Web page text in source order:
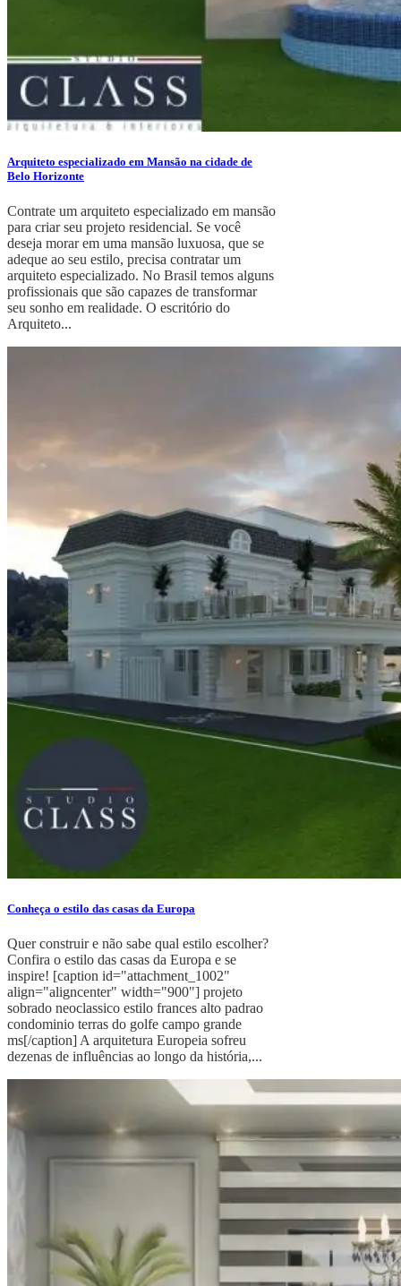
Arquiteto especializado em Mansão na cidade de
Belo Horizonte
Contrate um arquiteto especializado em mansão
para criar seu projeto residencial. Se você
deseja morar em uma mansão luxuosa, que se
adeque ao seu estilo, precisa contratar um
arquiteto especializado. No Brasil temos alguns
profissionais que são capazes de transformar
seu sonho em realidade. O escritório do
Arquiteto...
Conheça o estilo das casas da Europa
Quer construir e não sabe qual estilo escolher?
Confira o estilo das casas da Europa e se
inspire! [caption id="attachment_1002"
align="aligncenter" width="900"] projeto
sobrado neoclassico estilo frances alto padrao
condominio terras do golfe campo grande
ms[/caption] A arquitetura Europeia sofreu
dezenas de influências ao longo da história,...